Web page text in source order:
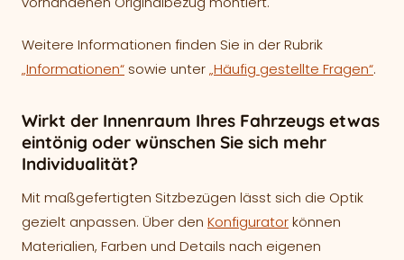
Weitere Informationen finden Sie in der Rubrik
„Informationen“ sowie unter„Häufig gestellte Fragen“.
Wirkt der Innenraum Ihres Fahrzeugs etwas
eintönig oder wünschen Sie sich mehr
Individualität?
Mit maßgefertigten Sitzbezügen lässt sich die Optik
gezielt anpassen. Über den Konfiguratorkönnen
Materialien, Farben und Details nach eigenen